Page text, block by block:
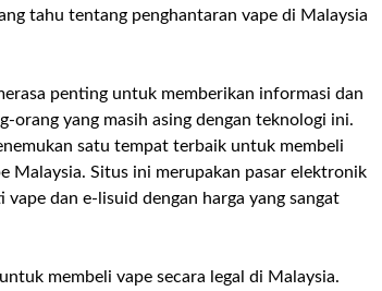
tahu tentang penghantaran vape di Malaysia
penting untuk memberikan informasi dan
orang yang masih asing dengan teknologi ini.
satu tempat terbaik untuk membeli
Malaysia. Situs ini merupakan pasar elektronik
dan e-lisuid dengan harga yang sangat
membeli vape secara legal di Malaysia.